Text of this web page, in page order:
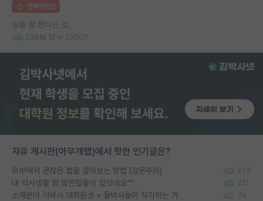
명예의전당
일을 잘 한다는 것.
236 17 29007
자유 게시판(아무개랩)에서 핫한 인기글은?
외부에서 괜찮은 랩을 알아보는 방법 (장문주의) 275
내 석사생활 참 많은일들이 있엇네요^^ 212
소재분야 석박사 대학원생 + 물박사들이 착각하는 거 74